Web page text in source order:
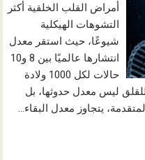
أمراض القلب الخلقية أكثر
التشوهات الهيكلية
شيوعًا، حيث استقر معدل
انتشارها عالميًا بين 8 و10
حالات لكل 1000 ولادة
للقلق ليس معدل حدوثها، بل
يتجاوز معدل البقاء…